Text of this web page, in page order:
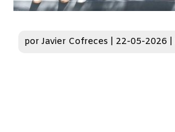
porJavier Cofreces 22-05-2026